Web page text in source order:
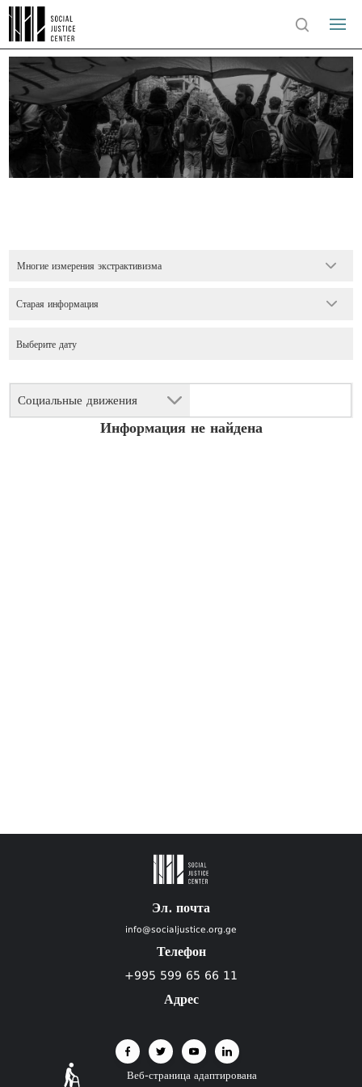
Многие измерения экстрактивизма
Социальные движения
Старая информация
Информация не найдена
Эл. почта
info@socialjustice.org.ge
Телефон
+995 599 65 66 11
Адрес
Веб-страница адаптирована